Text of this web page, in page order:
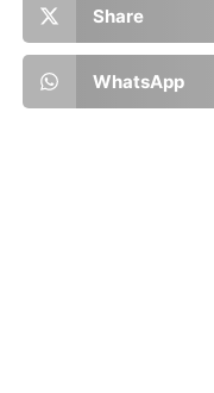
Share
WhatsApp